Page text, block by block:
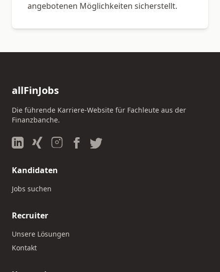
angebotenen Möglichkeiten sicherstellt.
allFinJobs
Die führende Karriere-Website für Fachleute aus der
Finanzbanche.
Kandidaten
Jobs suchen
Recruiter
Unsere Lösungen
Kontakt